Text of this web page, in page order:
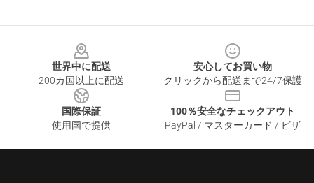
世界中に配送
200カ国以上に配送
安心してお買い物
クリックから配送まで24/7保護
国際保証
使用国で提供
100％安全なチェックアウト
PayPal / マスターカード / ビザ